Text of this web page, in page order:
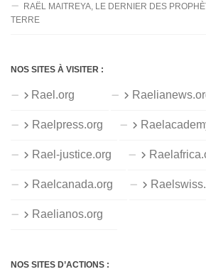
RAËL MAITREYA, LE DERNIER DES
TERRE
NOS SITES À VISITER :
Rael.org
Raelpress.org
Rael-justice.org
Raelcanada.org
Raelianos.org
NOS SITES D’ACTIONS :